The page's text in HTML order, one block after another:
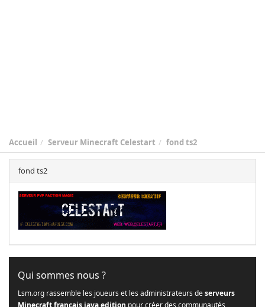
Accueil Serveur Minecraft Celestart fond ts2
fond ts2
Qui sommes nous ?
Lsm.org rassemble les joueurs et les administrateurs deserveurs
Minecraft français java edition pour créer des communautés